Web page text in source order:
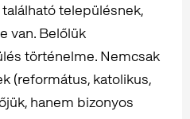
településnek,
van. Belőlük
történelme. Nemcsak
(református, katolikus,
hanem bizonyos